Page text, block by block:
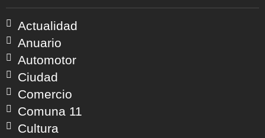
Actualidad
Anuario
Automotor
Ciudad
Comercio
Comuna 11
Cultura